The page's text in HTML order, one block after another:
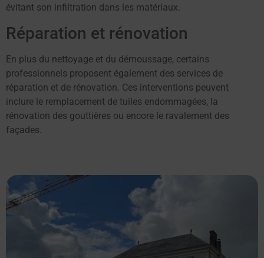
évitant son infiltration dans les matériaux.
Réparation et rénovation
En plus du nettoyage et du démoussage, certains
professionnels proposent également des services de
réparation et de rénovation. Ces interventions peuvent
inclure le remplacement de tuiles endommagées, la
rénovation des gouttières ou encore le ravalement des
façades.